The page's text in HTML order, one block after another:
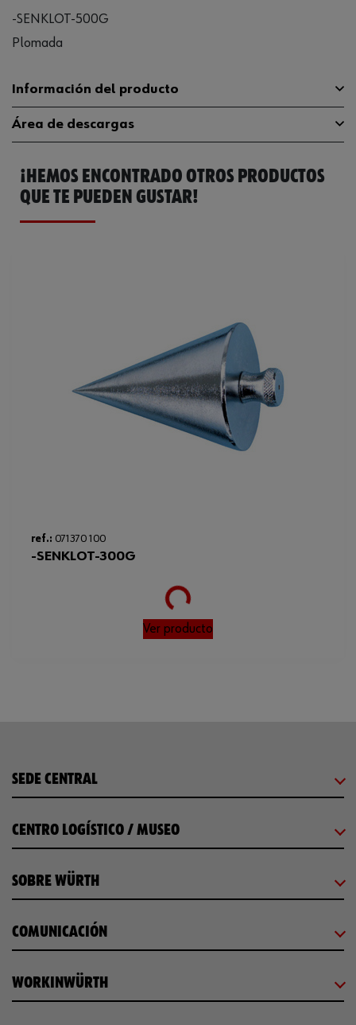
-SENKLOT-500G
Plomada
Información del producto
Peso 500 g
Código del sistema armonizado 82019000000
Peso del producto (por artículo)
Área de descargas
Catálogo General 071370101
¡HEMOS ENCONTRADO OTROS PRODUCTOS
QUE TE PUEDEN GUSTAR!
ref.: 071370 100
-SENKLOT-300G
Loading...
Ver producto
SEDE CENTRAL
CENTRO LOGÍSTICO / MUSEO
SOBRE WÜRTH
COMUNICACIÓN
WORKINWÜRTH